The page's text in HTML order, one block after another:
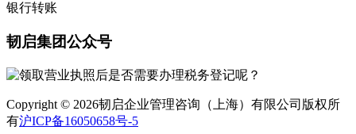
银行转账
韧启集团公众号
Copyright © 2026韧启企业管理咨询（上海）有限公司版权所
有沪ICP备16050658号-5